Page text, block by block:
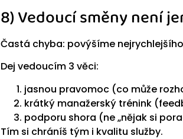
8) Vedoucí směny není
Častá chyba: povýšíme
Dej vedoucím 3 věci:
jasnou pravomoc (co může
krátký manažerský trénink
podporu shora (ne „nějak si
Tím si chráníš tým i kvalitu služby.